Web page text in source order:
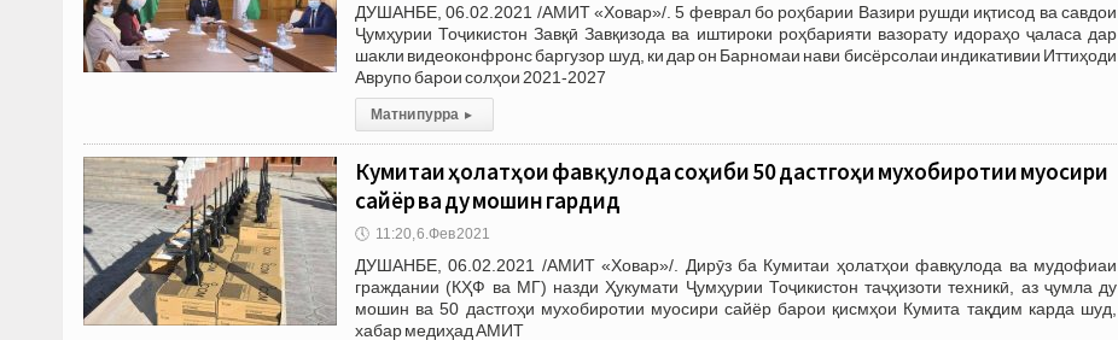
ДУШАНБЕ, 06.02.2021 /АМИТ «Ховар»/. 5 феврал бо роҳбарии Вазири рушди иқтисод ва савдои
Ҷумҳурии Тоҷикистон Завқӣ Завқизода ва иштироки роҳбарияти вазорату идораҳо ҷаласа дар
шакли видеоконфронс баргузор шуд, ки дар он Барномаи нави бисёрсолаи индикативии Иттиҳоди
Аврупо барои солҳои 2021-2027
Матни пурра ▸
Кумитаи ҳолатҳои фавқулода соҳиби 50 дастгоҳи мухобиротии муосири
сайёр ва ду мошин гардид
🕔 11:20, 6.Фев 2021
ДУШАНБЕ, 06.02.2021 /АМИТ «Ховар»/. Дирӯз ба Кумитаи ҳолатҳои фавқулода ва мудофиаи
граждании (КҲФ ва МГ) назди Ҳукумати Ҷумҳурии Тоҷикистон таҷҳизоти техникӣ, аз ҷумла ду
мошин ва 50 дастгоҳи мухобиротии муосири сайёр барои қисмҳои Кумита тақдим карда шуд,
хабар медиҳад АМИТ